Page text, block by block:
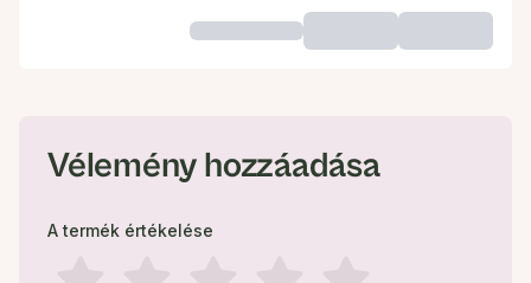
Vélemény hozzáadása
A termék értékelése